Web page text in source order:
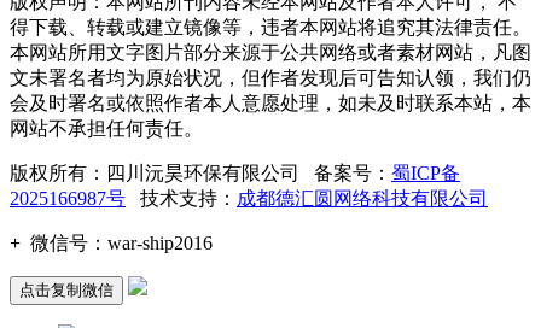
得下载、转载或建立镜像等，违者本网站将追究其法律责任。
本网站所用文字图片部分来源于公共网络或者素材网站，凡图
文未署名者均为原始状况，但作者发现后可告知认领，我们仍
会及时署名或依照作者本人意愿处理，如未及时联系本站，本
网站不承担任何责任。
版权所有：四川沅昊环保有限公司 备案号： 蜀ICP备
2025166987号 技术支持： 成都德汇圆网络科技有限公司
+ 微信号： war-ship2016
点击复制微信